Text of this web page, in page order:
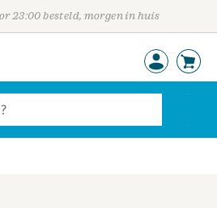
23:00 besteld, morgen in huis